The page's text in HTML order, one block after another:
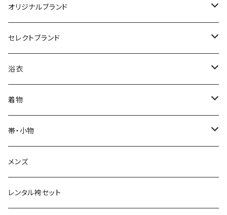
オリジナルブランド
カジュアル着物
単衣
袷
浴衣
レディース
メンズ
帯
名古屋帯
半巾帯
羽織・コート
羽織
コート
草履・下駄
草履
小物
セレクトブランド
IKS COLLECTION
JUNKO KOSHINO
撫松庵
モダンアンテナ
ROBE JAPONICA
浴衣
レディース浴衣
メンズ浴衣
球団承認カープ浴衣
サンフレッチェ広島浴衣
着物
着物
単衣
袷
羽織・コート
羽織
帯・小物
帯
名古屋帯
小物
メンズ
レンタル袴セット